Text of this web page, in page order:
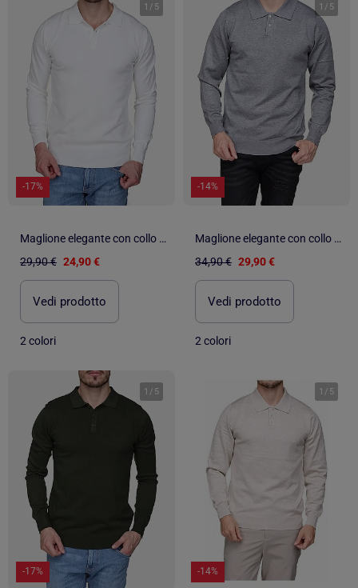
1 / 5
-17%
Maglione elegante con collo a polo - Kenzarro
29,90 € 24,90 €
Vedi prodotto
2 colori
1 / 5
-14%
Maglione elegante con collo a polo - Frilivin
34,90 € 29,90 €
Vedi prodotto
2 colori
1 / 5
-17%
1 / 5
-14%